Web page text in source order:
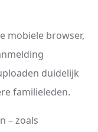
mobiele browser,
duidelijk
familieleden.
– zoals